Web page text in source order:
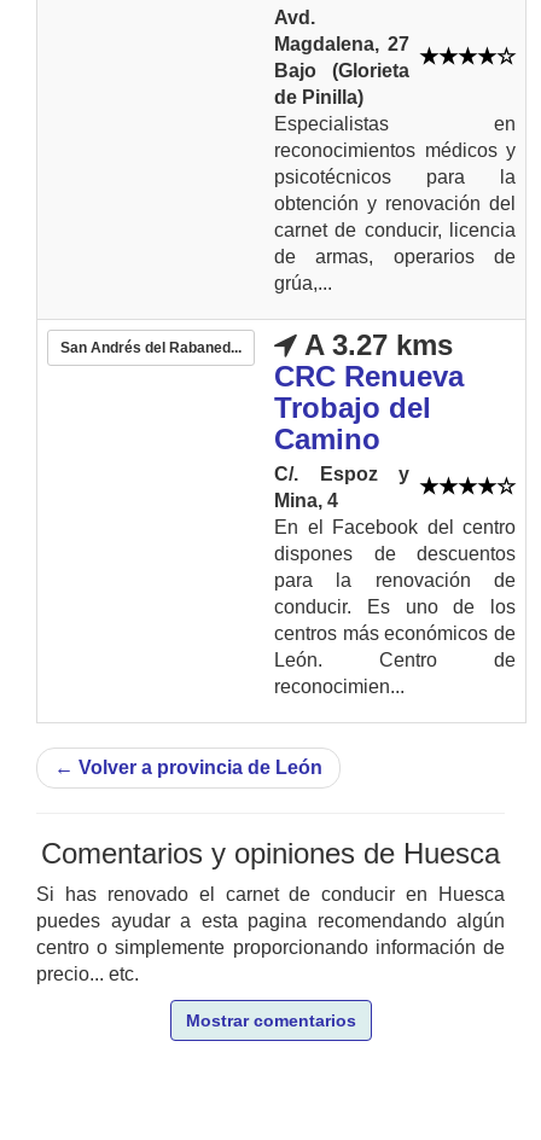
Avd.
Magdalena, 27
Bajo (Glorieta
de Pinilla)
Especialistas en
reconocimientos médicos y
psicotécnicos para la
obtención y renovación del
carnet de conducir, licencia
de armas, operarios de
grúa,...
San Andrés del Rabaned...
A 3.27 kms
CRC Renueva
Trobajo del
Camino
C/. Espoz y
Mina, 4
En el Facebook del centro
dispones de descuentos
para la renovación de
conducir. Es uno de los
centros más económicos de
León. Centro de
reconocimien...
← Volver a provincia de León
Comentarios y opiniones de Huesca
Si has renovado el carnet de conducir en Huesca
puedes ayudar a esta pagina recomendando algún
centro o simplemente proporcionando información de
precio... etc.
Mostrar comentarios